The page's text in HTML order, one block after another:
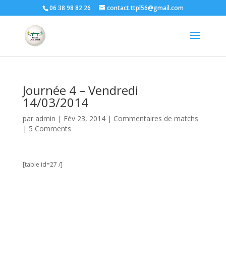
06 38 98 82 26 contact.ttpl56@gmail.com
Journée 4 – Vendredi
14/03/2014
par admin | Fév 23, 2014| Commentaires de matchs
| 5 Comments
[table id=27 /]